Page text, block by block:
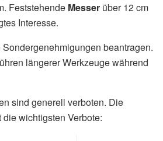
Feststehende Messer über 12 cm
Interesse.
beantragen.
längerer Werkzeuge während
sind generell verboten. Die
wichtigsten Verbote: